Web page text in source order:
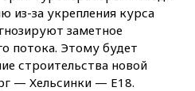
из-за укрепления курса
заметное
потока. Этому будет
строительства новой
— Хельсинки — Е18.